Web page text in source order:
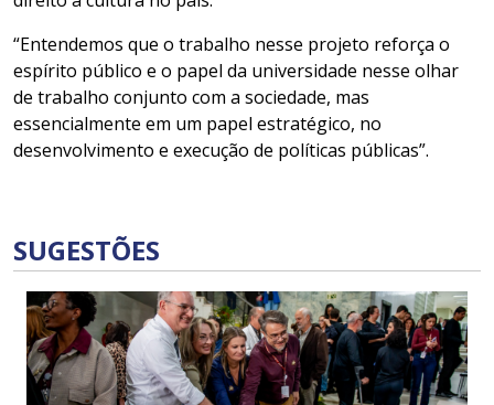
“Entendemos que o trabalho nesse projeto reforça o
espírito público e o papel da universidade nesse olhar
de trabalho conjunto com a sociedade, mas
essencialmente em um papel estratégico, no
desenvolvimento e execução de políticas públicas”.
SUGESTÕES